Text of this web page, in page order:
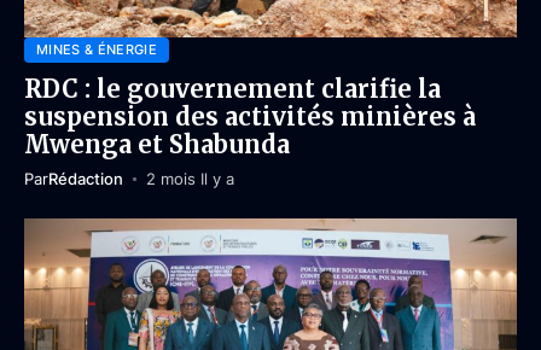
MINES & ÉNERGIE
RDC : le gouvernement clarifie la
suspension des activités minières à
Mwenga et Shabunda
ParRédaction 2 mois Il y a